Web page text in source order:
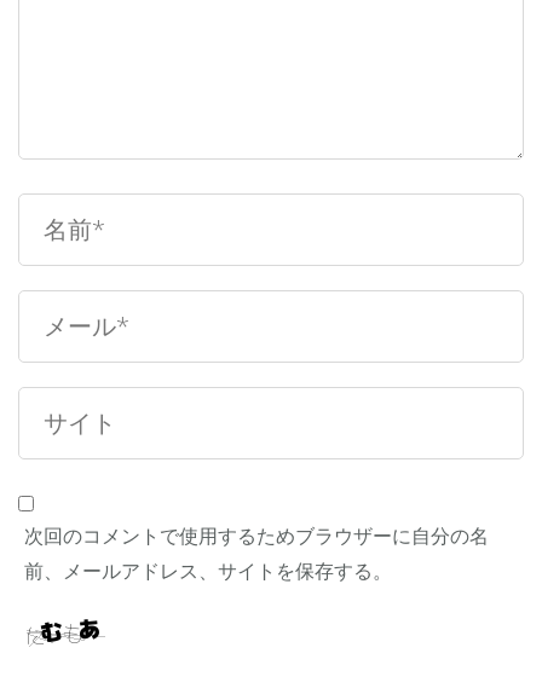
次回のコメントで使用するためブラウザーに自分の名
前、メールアドレス、サイトを保存する。